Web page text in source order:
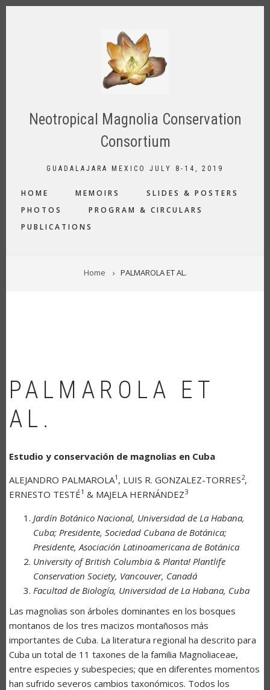
Skip
Neotropical Magnolia Conservation
Consortium
GUADALAJARA MEXICO JULY 8-14, 2019
NAVIGATION
HOME MEMOIRS
SLIDES & POSTERS
PHOTOS
PROGRAM & CIRCULARS
PUBLICATIONS
BREADCRUMB
Home PALMAROLA ET AL.
PALMAROLA ET
AL.
Estudio y conservación de magnolias en Cuba
ALEJANDRO PALMAROLA1 , LUIS R. GONZALEZ-TORRES2,
ERNESTO TESTÉ1 & MAJELA HERNÁNDEZ3
Jardín Botánico Nacional, Universidad de La Habana,
Cuba; Presidente, Sociedad Cubana de Botánica;
Presidente, Asociación Latinoamericana de Botánica
University of British Columbia & Planta! Plantlife
Conservation Society, Vancouver, Canadá
Facultad de Biología, Universidad de La Habana, Cuba
Las magnolias son árboles dominantes en los bosques
montanos de los tres macizos montañosos más
importantes de Cuba. La literatura regional ha descrito para
Cuba un total de 11 taxones de la familia Magnoliaceae,
entre especies y subespecies; que en diferentes momentos
han sufrido severos cambios taxonómicos. Todos los